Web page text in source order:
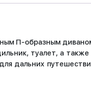
П-образным
туалет, а
дальних